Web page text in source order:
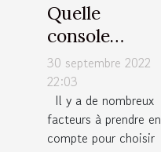
Quelle
console
choisir entre
la PS5 et la
Xbox One ?
30 septembre 2022
22:03
Il y a de nombreux
facteurs à prendre en
compte pour choisir